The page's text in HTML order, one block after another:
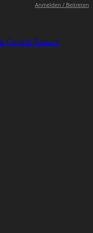
Anmelden / Beitreten
Cookie Banner